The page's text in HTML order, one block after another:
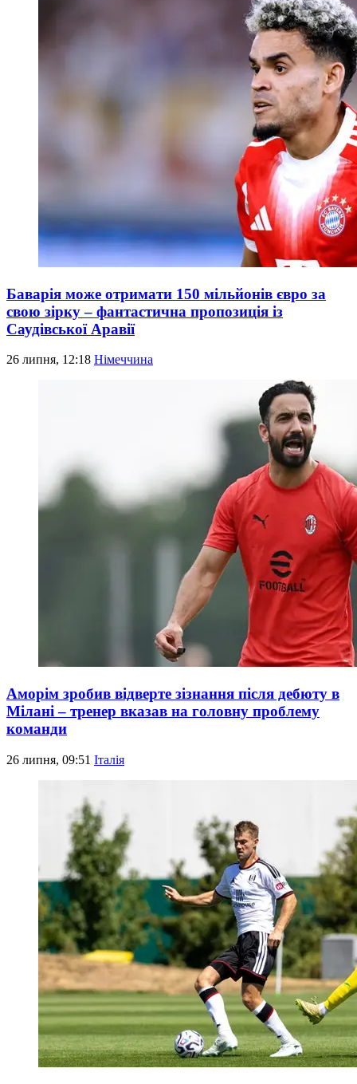
Баварія може отримати 150 мільйонів євро за
свою зірку – фантастична пропозиція із
Саудівської Аравії
26 липня, 12:18 Німеччина
Аморім зробив відверте зізнання після дебюту в
Мілані – тренер вказав на головну проблему
команди
26 липня, 09:51 Італія